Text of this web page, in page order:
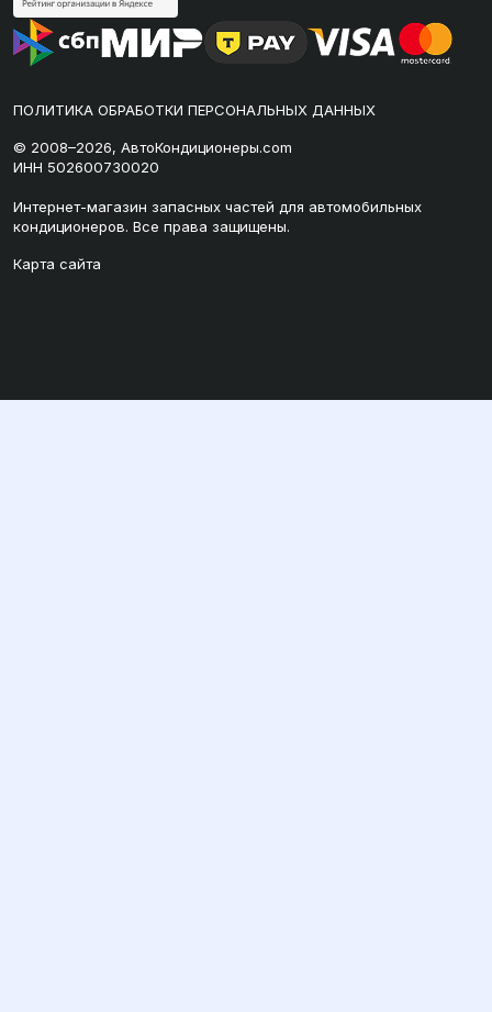
ПОЛИТИКА ОБРАБОТКИ ПЕРСОНАЛЬНЫХ ДАННЫХ
© 2008–2026, АвтоКондиционеры.com
ИНН 502600730020
Интернет-магазин запасных частей для автомобильных
кондиционеров. Все права защищены.
Карта сайта